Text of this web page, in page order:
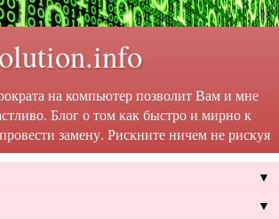
на компьютер позволит Вам и мне
Блог о том как быстро и мирно к
замену. Рискните ничем не рискуя
▼
▼